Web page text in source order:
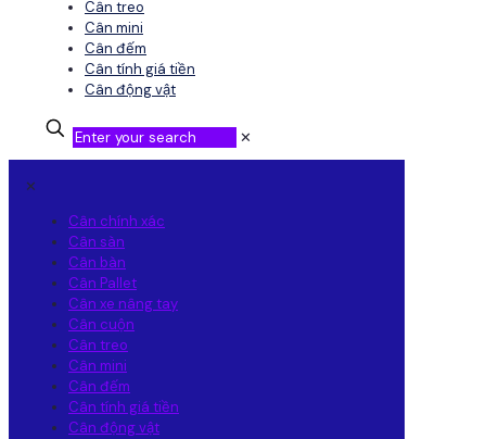
Cân treo
Cân mini
Cân đếm
Cân tính giá tiền
Cân động vật
✕
✕
Cân chính xác
Cân sàn
Cân bàn
Cân Pallet
Cân xe nâng tay
Cân cuộn
Cân treo
Cân mini
Cân đếm
Cân tính giá tiền
Cân động vật